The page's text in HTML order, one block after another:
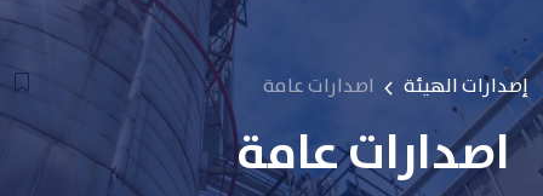
إصدارات الهيئة اصدارات عامة
اصدارات عامة